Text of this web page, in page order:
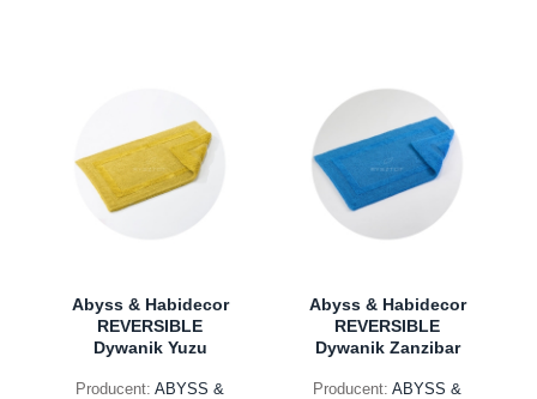
do koszyka
Abyss & Habidecor
REVERSIBLE
Dywanik Yuzu
Producent: ABYSS &
Abyss & Habidecor
REVERSIBLE
Dywanik Zanzibar
Producent: ABYSS &